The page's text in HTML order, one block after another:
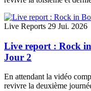
Live Reports 29 Jui. 2026
Live report : Rock
Jour 2
En attendant la vidéo
revivre la deuxième